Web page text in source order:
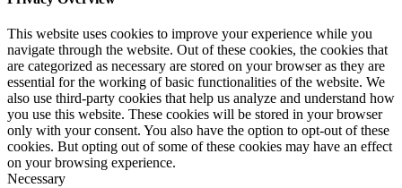
This website uses cookies to improve your experience while you
navigate through the website. Out of these cookies, the cookies that
are categorized as necessary are stored on your browser as they are
essential for the working of basic functionalities of the website. We
also use third-party cookies that help us analyze and understand how
you use this website. These cookies will be stored in your browser
only with your consent. You also have the option to opt-out of these
cookies. But opting out of some of these cookies may have an effect
on your browsing experience.
Necessary